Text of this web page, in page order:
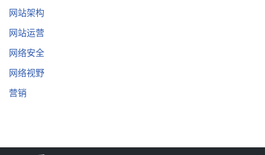
网站架构
网站运营
网络安全
网络视野
营销